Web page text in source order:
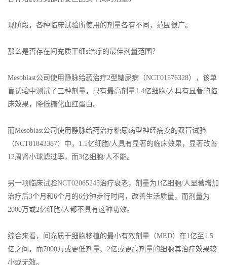
现阶段，各种临床试验所使用的剂量各有不同，范围很广。
那么是否存在间充质干细s治疗的最佳剂量范围？
Mesoblast公司使用静脉给药治疗2型糖尿病（NCT01576328），该单
盲试验中测试了三种剂量，只有最高剂量1.4亿细胞/人具有显著的临
床效果，降低糖化血红蛋白。
而Mesoblast公司使用静脉给药治疗糖尿病型神经病变的双盲试验
（NCT01843387）中，1.5亿细胞/人具有显著的临床效果，显著改善
12周肾小球滤过率，而3亿细胞/人不能。
另一项临床试验NCT02065245治疗衰老，剂量为1亿细胞/人显著增加
治疗后3个月和6个月的6分钟步行时间，改善生活质量，而剂量为
2000万或2亿细胞/人都不具有这种功效。
综合来看，间充质干细胞移植的最小有效剂量（MED）在1亿至1.5
亿之间，而7000万或更低剂量、2亿或更高剂量的细胞其治疗效果较
小或无效。